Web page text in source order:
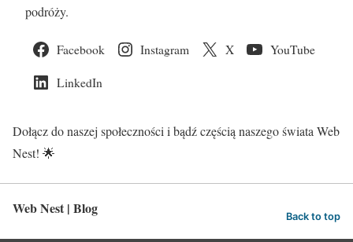
podróży.
Facebook Instagram X YouTube
LinkedIn
Dołącz do naszej społeczności i bądź częścią naszego świata Web
Nest! 🌟
Web Nest | Blog Back to top